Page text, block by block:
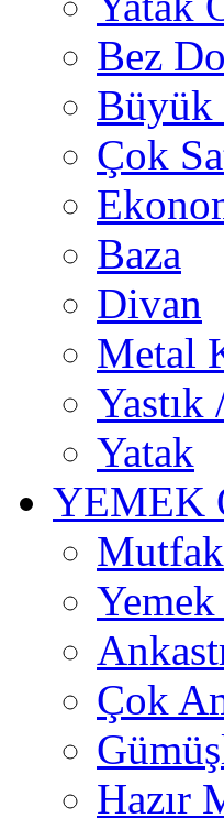
Bez
Büyük
Çok
Baza
Divan
Metal
Yastık
Yatak
YEMEK
Mutfak
Yemek
Çok
Hazır